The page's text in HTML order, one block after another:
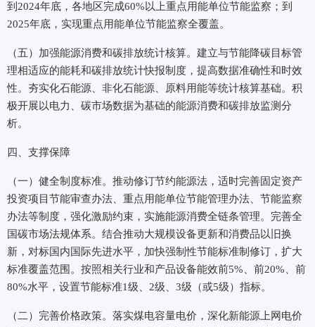
到2024年底，各地区完成60%以上重点用能单位节能监察；到
2025年底，实现重点用能单位节能监察全覆盖。
（五）加强能源消费和碳排放统计核算。建立与节能降碳目标管
理相适应的能耗和碳排放统计快报制度，提高数据准确性和时效
性。夯实化石能源、非化石能源、原料用能等统计核算基础。积
极开展以电力、碳市场数据为基础的能源消费和碳排放监测分
析。
四、支撑保障
（一）健全制度标准。推动修订节约能源法，适时完善固定资产
投资项目节能审查办法、重点用能单位节能管理办法、节能监察
办法等制度，强化激励约束，实施能源消费全链条管理。完善全
国碳市场法规体系。结合推动大规模设备更新和消费品以旧换
新，对标国内国际先进水平，加快强制性节能标准制修订，扩大
标准覆盖范围。按照相关行业和产品设备能效前5%、前20%、前
80%水平，设置节能标准1级、2级、3级（或5级）指标。
（二）完善价格政策。落实煤电容量电价，深化新能源上网电价